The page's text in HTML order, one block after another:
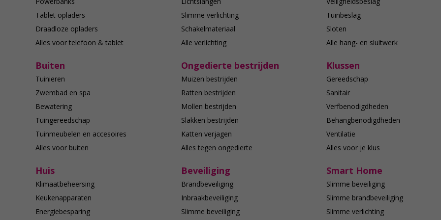
Tablet opladers
Draadloze opladers
Alles voor telefoon & tablet
Slimme verlichting
Schakelmateriaal
Alle verlichting
Tuinbeslag
Sloten
Alle hang- en sluitwerk
Buiten
Tuinieren
Zwembad en spa
Bewatering
Tuingereedschap
Tuinmeubelen en accesoires
Alles voor buiten
Ongedierte bestrijden
Muizen bestrijden
Ratten bestrijden
Mollen bestrijden
Slakken bestrijden
Katten verjagen
Alles tegen ongedierte
Klussen
Gereedschap
Sanitair
Verfbenodigdheden
Behangbenodigdheden
Ventilatie
Alles voor je klus
Huis
Klimaatbeheersing
Keukenapparaten
Energiebesparing
Beveiliging
Brandbeveiliging
Inbraakbeveiliging
Slimme beveiliging
Smart Home
Slimme beveiliging
Slimme brandbeveiliging
Slimme verlichting